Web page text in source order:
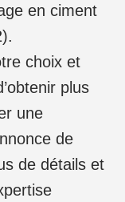
en ciment
choix et
plus
une
de
de détails et